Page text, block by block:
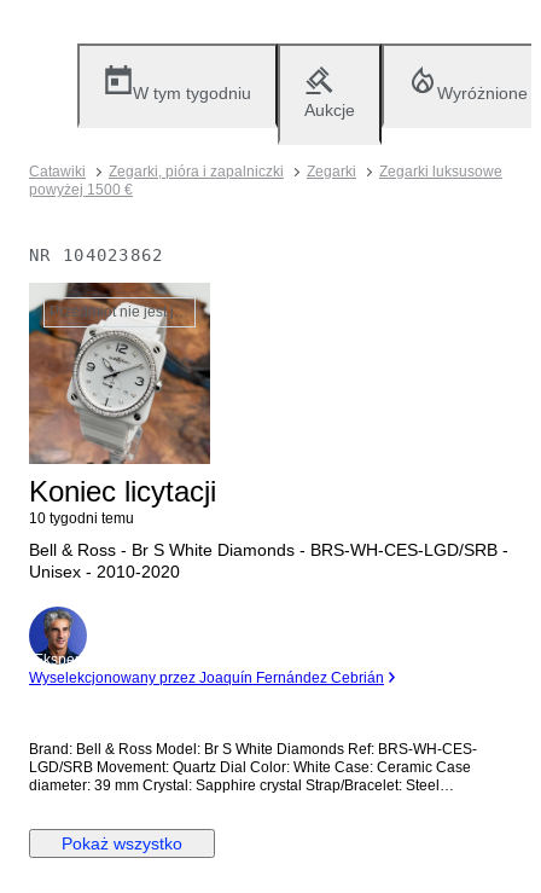
W tym tygodniu
Aukcje
Wyróżnione
Catawiki Zegarki, pióra i zapalniczki Zegarki
Zegarki luksusowe
powyżej 1500 €
NR 104023862
Przedmiot nie jest już dostępny
Koniec licytacji
10 tygodni temu
Bell & Ross - Br S White Diamonds - BRS-WH-CES-LGD/SRB -
Unisex - 2010-2020
Ekspert
Wyselekcjonowany przez Joaquín Fernández Cebrián
Brand: Bell & Ross Model: Br S White Diamonds Ref: BRS-WH-CES-
LGD/SRB Movement: Quartz Dial Color: White Case: Ceramic Case
diameter: 39 mm Crystal: Sapphire crystal Strap/Bracelet: Steel
DHL (fast shipping with tracking and signature) **Optional shipping from
Europe(EU) is available. Please contact seller for details.
Pokaż wszystko